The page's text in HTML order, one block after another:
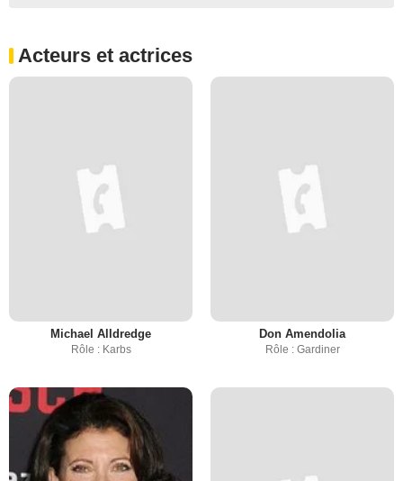
Acteurs et actrices
Michael Alldredge
Rôle : Karbs
Don Amendolia
Rôle : Gardiner